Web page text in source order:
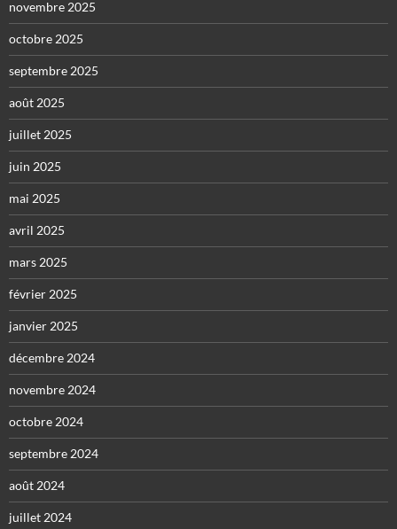
novembre 2025
octobre 2025
septembre 2025
août 2025
juillet 2025
juin 2025
mai 2025
avril 2025
mars 2025
février 2025
janvier 2025
décembre 2024
novembre 2024
octobre 2024
septembre 2024
août 2024
juillet 2024